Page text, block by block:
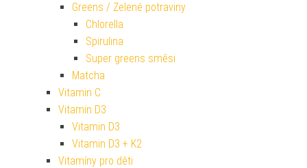
Greens / Zelené potraviny
Chlorella
Spirulina
Super greens směsi
Matcha
Vitamin C
Vitamin D3
Vitamin D3
Vitamin D3 + K2
Vitamíny pro děti